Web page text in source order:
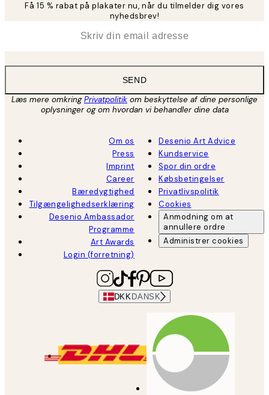
Få 15 % rabat på plakater nu, når du tilmelder dig vores
nyhedsbrev!
SEND
Læs mere omkringPrivatpolitik om beskyttelse af dine personlige
oplysninger og om hvordan vi behandler dine data
Om os
Press
Imprint
Career
Bæredygtighed
Tilgængelighedserklæring
Desenio Ambassador
Programme
Art Awards
Login (forretning)
Desenio Art Advice
Kundservice
Spor din ordre
Købsbetingelser
Privatlivspolitik
Cookies
Anmodning om at
annullere ordre
Administrer cookies
DKK DANSK